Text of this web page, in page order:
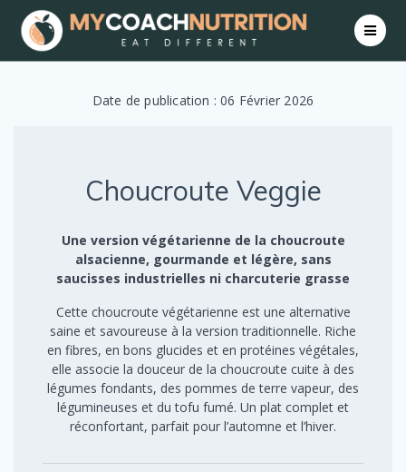
to
content
Date de publication : 06 Février 2026
Choucroute Veggie
Une version végétarienne de la choucroute
alsacienne, gourmande et légère, sans
saucisses industrielles ni charcuterie grasse
Cette choucroute végétarienne est une alternative
saine et savoureuse à la version traditionnelle. Riche
en fibres, en bons glucides et en protéines végétales,
elle associe la douceur de la choucroute cuite à des
légumes fondants, des pommes de terre vapeur, des
légumineuses et du tofu fumé. Un plat complet et
réconfortant, parfait pour l’automne et l’hiver.